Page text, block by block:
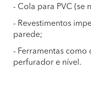
- Cola para PVC (se
- Revestimentos
parede;
- Ferramentas como
perfurador e nível.